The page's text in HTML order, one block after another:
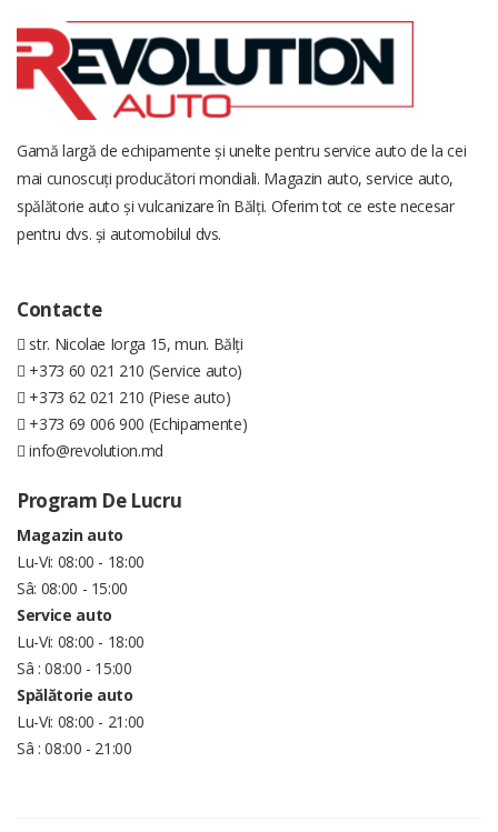
Gamă largă de echipamente și unelte pentru service auto de la cei
mai cunoscuți producători mondiali. Magazin auto, service auto,
spălătorie auto și vulcanizare în Bălți. Oferim tot ce este necesar
pentru dvs. și automobilul dvs.
Contacte
str. Nicolae Iorga 15, mun. Bălți
+373 60 021 210 (Service auto)
+373 62 021 210 (Piese auto)
+373 69 006 900 (Echipamente)
info@revolution.md
Program De Lucru
Magazin auto
Lu-Vi: 08:00 - 18:00
Sâ: 08:00 - 15:00
Service auto
Lu-Vi: 08:00 - 18:00
Sâ : 08:00 - 15:00
Spălătorie auto
Lu-Vi: 08:00 - 21:00
Sâ : 08:00 - 21:00